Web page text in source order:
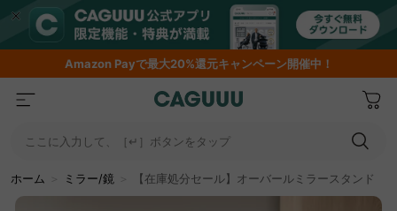
AmazonPayで最大20%還元キャンペーン開催中！
ここに入力して、［↵］ボタンをタップ
ホーム ミラー/鏡 【在庫処分セール】オーバールミラースタンド